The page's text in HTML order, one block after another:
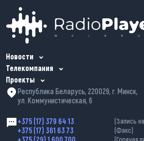
Новости
Телекомпания
Проекты
Республика Беларусь, 220029, г. Минск,
ул. Коммунистическая, 6
+375 (17) 379 64 13 (Запись
+375 (17) 361 63 73 (Факс)
(Горячая